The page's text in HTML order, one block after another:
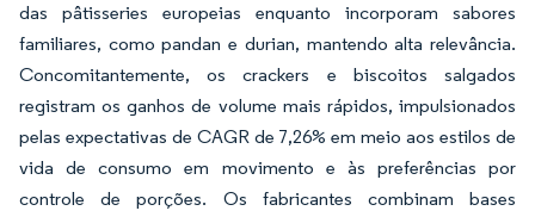
das pâtisseries europeias enquanto incorporam sabores
familiares, como pandan e durian, mantendo alta relevância.
Concomitantemente, os crackers e biscoitos salgados
registram os ganhos de volume mais rápidos, impulsionados
pelas expectativas de CAGR de 7,26% em meio aos estilos de
vida de consumo em movimento e às preferências por
controle de porções. Os fabricantes combinam bases